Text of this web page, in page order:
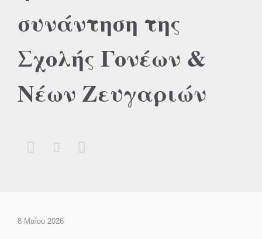
συνάντηση της
Σχολής Γονέων &
Νέων Ζευγαριών
  
8 Μαΐου 2026